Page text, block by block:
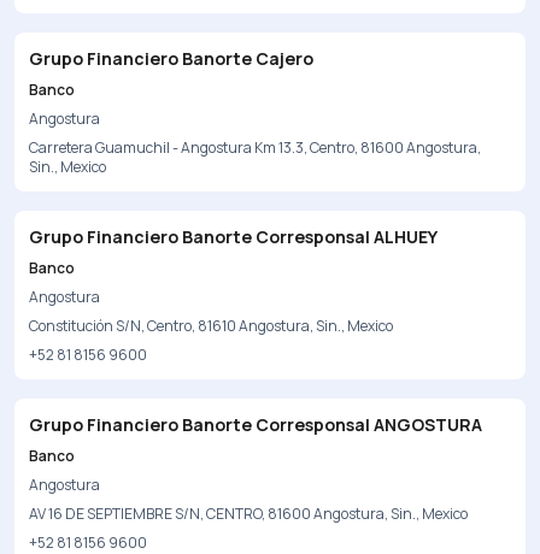
Grupo Financiero Banorte Cajero
Banco
Angostura
Carretera Guamuchil - Angostura Km 13.3, Centro, 81600 Angostura,
Sin., Mexico
Grupo Financiero Banorte Corresponsal ALHUEY
Banco
Angostura
Constitución S/N, Centro, 81610 Angostura, Sin., Mexico
+52 81 8156 9600
Grupo Financiero Banorte Corresponsal ANGOSTURA
Banco
Angostura
AV 16 DE SEPTIEMBRE S/N, CENTRO, 81600 Angostura, Sin., Mexico
+52 81 8156 9600